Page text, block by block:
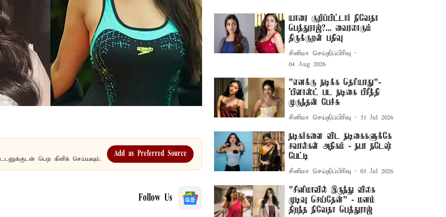
பெற கிளிக் செய்யவும்.
Add as Preferred Source
Follow Us
யாரை குறிப்பிட்டார் நிவேதா
பெத்துராஜ்?... வைரலாகும்
திருக்குறள் பதிவு
சினிமா செய்திப்பிரிவு
04 Aug 2026
"எனக்கு நடிக்க தெரியாது"-
'பிளாஸ்ட் பட நடிகை பிரீத்தி
முகுந்தன் பேச்சு
சினிமா செய்திப்பிரிவு 31 Jul 2026
நடிகர்களை விட நடிகைகளுக்கே
சவால்கள் அதிகம் - நபா நடேஷ்
பேட்டி
சினிமா செய்திப்பிரிவு 03 Jul 2026
"சினிமாவில் இருந்து விலக
முடிவு செய்தேன்" - மனம்
திறந்த நிவேதா பெத்துராஜ்